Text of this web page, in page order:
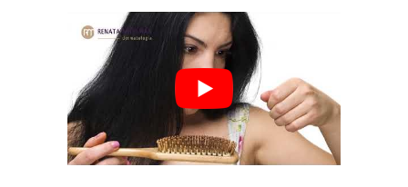
Dermatologia
Tratamentos estéticos
Tecnologia & Inovação
Mídia
Blog
MMP – Microinfusão de
Medicamentos na Pele
Ondas de Choque
Laser de Diodo